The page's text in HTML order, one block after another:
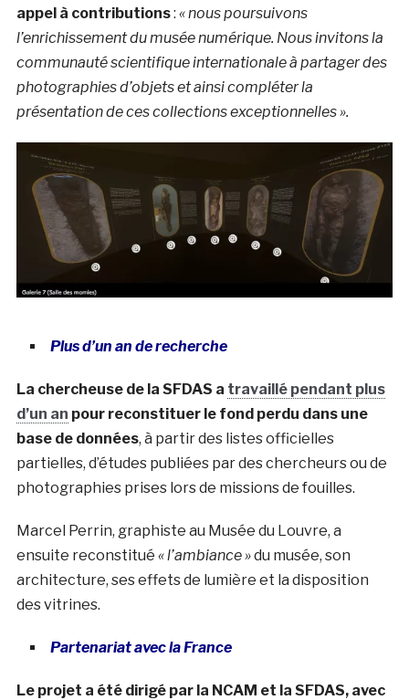
appel à contributions: « nous poursuivons
l’enrichissement du musée numérique. Nous invitons la
communauté scientifique internationale à partager des
photographies d’objets et ainsi compléter la
présentation de ces collections exceptionnelles ».
Plus d’un an de recherche
La chercheuse de la SFDAS a travaillé pendant plus
d’un an pour reconstituer le fond perdu dans une
base de données, à partir des listes officielles
partielles, d’études publiées par des chercheurs ou de
photographies prises lors de missions de fouilles.
Marcel Perrin, graphiste au Musée du Louvre, a
ensuite reconstitué « l’ambiance »du musée, son
architecture, ses effets de lumière et la disposition
des vitrines.
Partenariat avec la France
Le projet a été dirigé par la NCAM et la SFDAS, avec